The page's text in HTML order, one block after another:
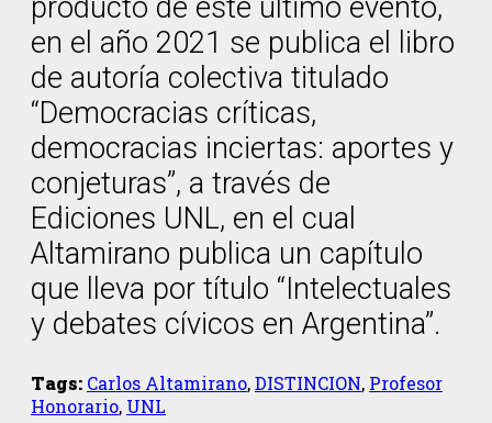
producto de este último evento,
en el año 2021 se publica el libro
de autoría colectiva titulado
“Democracias críticas,
democracias inciertas: aportes y
conjeturas”, a través de
Ediciones UNL, en el cual
Altamirano publica un capítulo
que lleva por título “Intelectuales
y debates cívicos en Argentina”.
Tags: Carlos Altamirano,DISTINCION, Profesor
Honorario, UNL